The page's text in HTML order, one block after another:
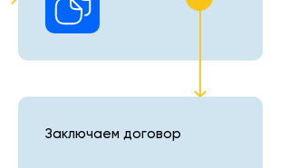
Заключаем договор